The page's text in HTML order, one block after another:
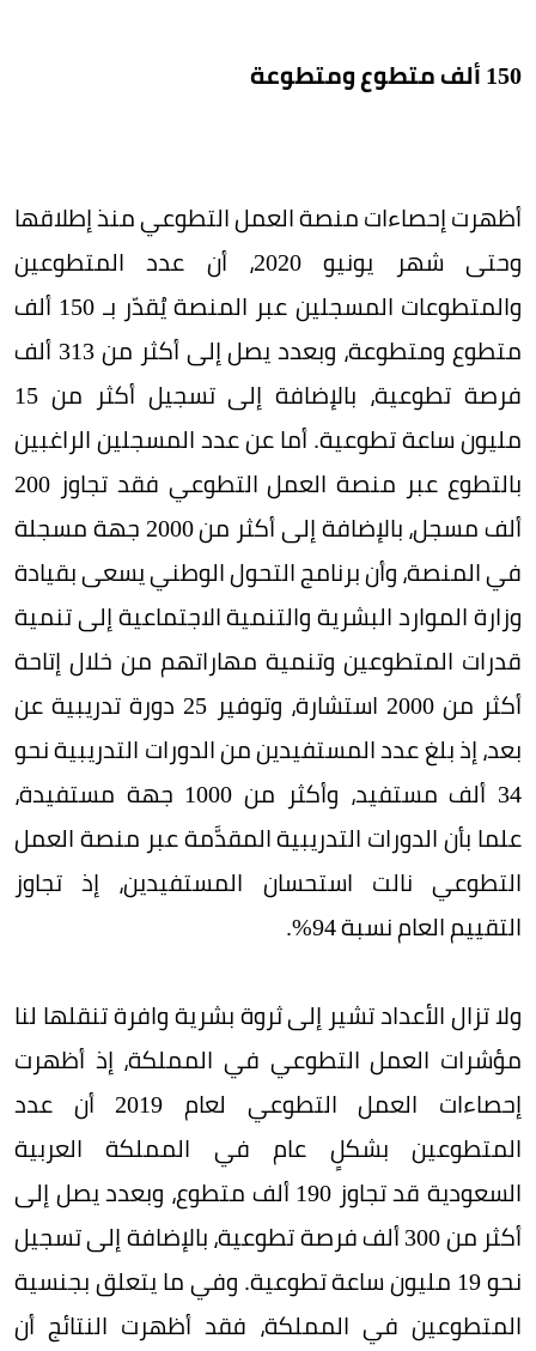
150 ألف متطوع ومتطوعة
أظهرت إحصاءات منصة العمل التطوعي منذ إطلاقها
وحتى شهر يونيو 2020، أن عدد المتطوعين
والمتطوعات المسجلين عبر المنصة يُقدّر بـ 150 ألف
متطوع ومتطوعة، وبعدد يصل إلى أكثر من 313 ألف
فرصة تطوعية، بالإضافة إلى تسجيل أكثر من 15
مليون ساعة تطوعية. أما عن عدد المسجلين الراغبين
بالتطوع عبر منصة العمل التطوعي فقد تجاوز 200
ألف مسجل، بالإضافة إلى أكثر من 2000 جهة مسجلة
في المنصة، وأن برنامج التحول الوطني يسعى بقيادة
وزارة الموارد البشرية والتنمية الاجتماعية إلى تنمية
قدرات المتطوعين وتنمية مهاراتهم من خلال إتاحة
أكثر من 2000 استشارة، وتوفير 25 دورة تدريبية عن
بعد، إذ بلغ عدد المستفيدين من الدورات التدريبية نحو
34 ألف مستفيد، وأكثر من 1000 جهة مستفيدة،
علما بأن الدورات التدريبية المقدَّمة عبر منصة العمل
التطوعي نالت استحسان المستفيدين، إذ تجاوز
التقييم العام نسبة 94%.
ولا تزال الأعداد تشير إلى ثروة بشرية وافرة تنقلها لنا
مؤشرات العمل التطوعي في المملكة، إذ أظهرت
إحصاءات العمل التطوعي لعام 2019 أن عدد
المتطوعين بشكلٍ عام في المملكة العربية
السعودية قد تجاوز 190 ألف متطوع، وبعدد يصل إلى
أكثر من 300 ألف فرصة تطوعية، بالإضافة إلى تسجيل
نحو 19 مليون ساعة تطوعية. وفي ما يتعلق بجنسية
المتطوعين في المملكة، فقد أظهرت النتائج أن